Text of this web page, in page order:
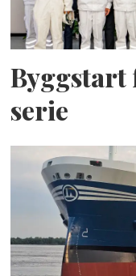
Byggstart
serie